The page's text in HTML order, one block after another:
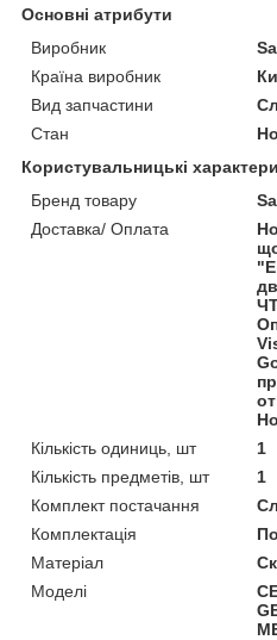
Основні атрибути
Виробник
Країна виробник
Вид запчастини
Стан
Користувальницькі
Бренд товару
Доставка/ Оплата
Кількість одиниць, шт
1
Кількість предметів, шт
1
Комплект постачання
Комплектація
Матеріал
Моделі